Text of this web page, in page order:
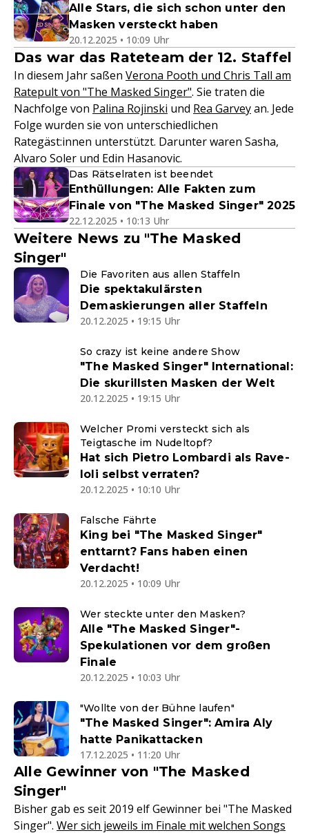
Alle Stars, die sich schon unter den
Masken versteckt haben
20.12.2025 • 10:09 Uhr
Das war das Rateteam der 12. Staffel
In diesem Jahr saßen Verona Pooth und Chris Tall am
Ratepult von "The Masked Singer". Sie traten die
Nachfolge von Palina Rojinski und Rea Garveyan. Jede
Folge wurden sie von unterschiedlichen
Rategäst:innen unterstützt. Darunter waren Sasha,
Alvaro Soler und Edin Hasanovic.
Das Rätselraten ist beendet
Enthüllungen: Alle Fakten zum
Finale von "The Masked Singer" 2025
22.12.2025 • 10:13 Uhr
Weitere News zu "The Masked
Singer"
Die Favoriten aus allen Staffeln
Die spektakulärsten
Demaskierungen aller Staffeln
20.12.2025 • 19:15 Uhr
So crazy ist keine andere Show
"The Masked Singer" International:
Die skurillsten Masken der Welt
20.12.2025 • 19:15 Uhr
Welcher Promi versteckt sich als
Teigtasche im Nudeltopf?
Hat sich Pietro Lombardi als Rave-
Ioli selbst verraten?
20.12.2025 • 10:10 Uhr
Falsche Fährte
King bei "The Masked Singer"
enttarnt? Fans haben einen
Verdacht!
20.12.2025 • 10:09 Uhr
Wer steckte unter den Masken?
Alle "The Masked Singer"-
Spekulationen vor dem großen
Finale
20.12.2025 • 10:03 Uhr
"Wollte von der Bühne laufen"
"The Masked Singer": Amira Aly
hatte Panikattacken
17.12.2025 • 11:20 Uhr
Alle Gewinner von "The Masked
Singer"
Bisher gab es seit 2019 elf Gewinner bei "The Masked
Singer". Wer sich jeweils im Finale mit welchen Songs